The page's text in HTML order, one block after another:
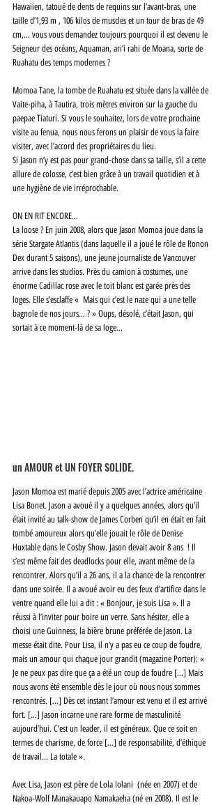
Hawaiien, tatoué de dents de requins sur l’avant-bras, une
taille d’1,93 m , 106 kilos de muscles et un tour de bras de 49
cm,… vous vous demandez toujours pourquoi il est devenu le
Seigneur des océans, Aquaman, ari’i rahi de Moana, sorte de
Ruahatu des temps modernes ?
Momoa Tane, la tombe de Ruahatu est située dans la vallée de
Vaite-piha, à Tautira, trois mètres environ sur la gauche du
paepae Tiaturi. Si vous le souhaitez, lors de votre prochaine
visite au fenua, nous nous ferons un plaisir de vous la faire
visiter, avec l’accord des propriétaires du lieu.
Si Jason n’y est pas pour grand-chose dans sa taille, s’il a cette
allure de colosse, c’est bien grâce à un travail quotidien et à
une hygiène de vie irréprochable.
ON EN RIT ENCORE…
La loose ? En juin 2008, alors que Jason Momoa joue dans la
série Stargate Atlantis (dans laquelle il a joué le rôle de Ronon
Dex durant 5 saisons), une jeune journaliste de Vancouver
arrive dans les studios. Près du camion à costumes, une
énorme Cadillac rose avec le toit blanc est garée près des
loges. Elle s’esclaffe «  Mais qui c’est le naze qui a une telle
bagnole de nos jours… ? » Oups, désolé, c’était Jason, qui
sortait à ce moment-là de sa loge…
un AMOUR et UN FOYER SOLIDE.
Jason Momoa est marié depuis 2005 avec l’actrice américaine
Lisa Bonet. Jason a avoué il y a quelques années, alors qu’il
était invité au talk-show de James Corben qu’il en était en fait
tombé amoureux alors qu’elle jouait le rôle de Denise
Huxtable dans le Cosby Show. Jason devait avoir 8 ans  ! Il
s’est même fait des deadlocks pour elle, avant même de la
rencontrer. Alors qu’il a 26 ans, il a la chance de la rencontrer
dans une soirée. Il a avoué avoir eu des feux d’artifice dans le
ventre quand elle lui a dit : « Bonjour, je suis Lisa ». Il a
réussi à l’inviter pour boire un verre. Sans hésiter, elle a
choisi une Guinness, la bière brune préférée de Jason. La
messe était dite. Pour Lisa, il n’y a pas eu ce coup de foudre,
mais un amour qui chaque jour grandit (magazine Porter): «
Je ne peux pas dire que ça a été un coup de foudre […] Mais
nous avons été ensemble dès le jour où nous nous sommes
rencontrés. [...] Dès cet instant l’amour est venu et il est arrivé
fort. […] Jason incarne une rare forme de masculinité
aujourd’hui. C’est un leader, il est généreux. Que ce soit en
termes de charisme, de force [...] de responsabilité, d’éthique
de travail... La totale ».
Avec Lisa, Jason est père de Lola Iolani  (née en 2007) et de
Nakoa-Wolf Manakauapo Namakaeha (né en 2008). Il est le